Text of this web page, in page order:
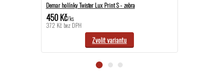
Demar holínky Twister Lux Print S - zebra
450 Kč/ks
372 Kč bez DPH
Zvolit variantu